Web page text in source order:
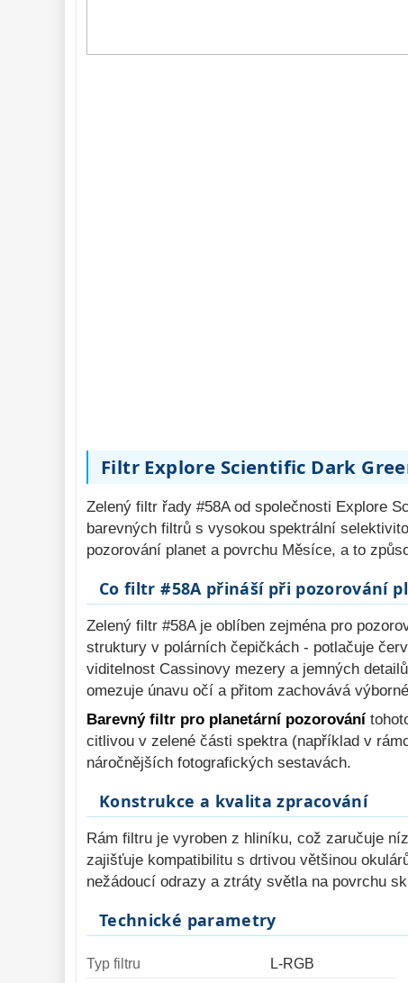
Montáže
Foto stativy
Ostatní 179
Bazar 11
Filtr Explore Scientific Dark
Zelený filtr řady #58A od společnosti Explore
barevných filtrů s vysokou spektrální
pozorování planet a povrchu Měsíce, a to
Co filtr #58A přináší při pozorování
Zelený filtr #58A je oblíben zejména pro
struktury v polárních čepičkách - potlačuje
viditelnost Cassinovy mezery a jemných
omezuje únavu očí a přitom zachovává
Barevný filtr pro planetární pozorování
citlivou v zelené části spektra (například v
náročnějších fotografických sestavách.
Konstrukce a kvalita zpracování
Rám filtru je vyroben z hliníku, což zaručuje
zajišťuje kompatibilitu s drtivou většinou
nežádoucí odrazy a ztráty světla na povrchu
Technické parametry
Typ filtru
L-RGB